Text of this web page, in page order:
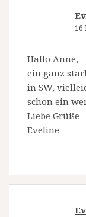
16
Hallo Anne,
ein ganz
in SW,
schon ein
Liebe Grüße
Eveline